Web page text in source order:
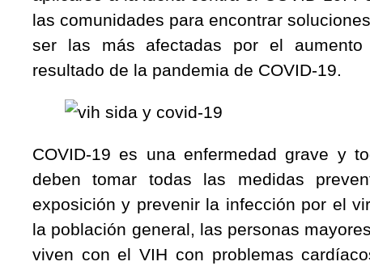
las comunidades para encontrar
ser las más afectadas por el
resultado de la pandemia de COVID-19.
COVID-19 es una enfermedad grave y
deben tomar todas las medidas
exposición y prevenir la infección por el
la población general, las personas
viven con el VIH con problemas